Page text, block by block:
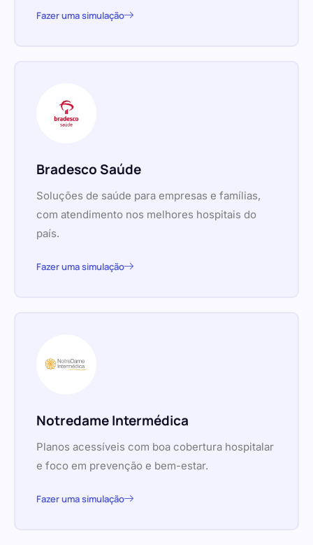
Fazer uma simulação
Bradesco Saúde
Soluções de saúde para empresas e famílias,
com atendimento nos melhores hospitais do
país.
Fazer uma simulação
Notredame Intermédica
Planos acessíveis com boa cobertura hospitalar
e foco em prevenção e bem-estar.
Fazer uma simulação